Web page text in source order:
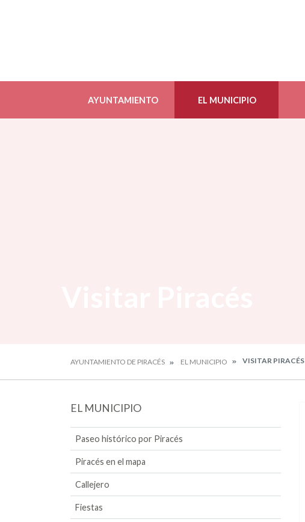
AYUNTAMIENTO EL MUNICIPIO
AYUNTAMIENTO DE PIRACÉS EL MUNICIPIO VISITAR PIRACÉS
EL MUNICIPIO
Paseo histórico por Piracés
Piracés en el mapa
Callejero
Fiestas